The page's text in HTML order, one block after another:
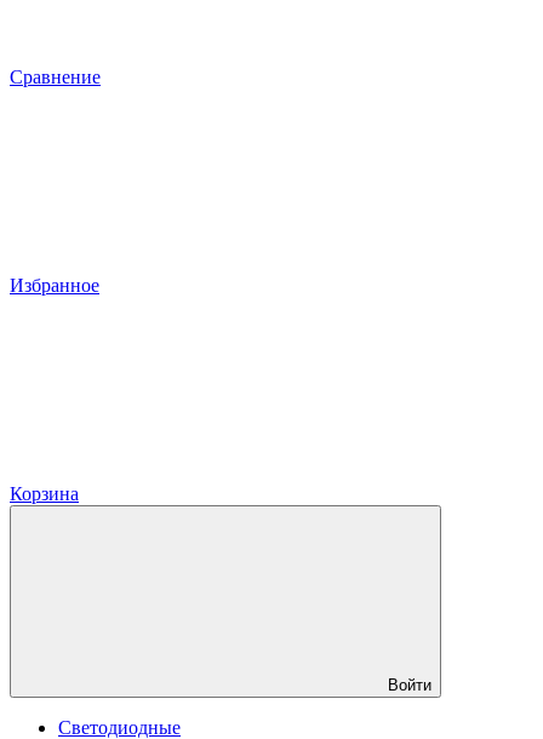
Сравнение
Избранное
Корзина
Войти
Светодиодные